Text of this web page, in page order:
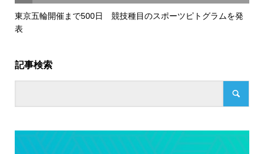
東京五輪開催まで500日 競技種目のスポーツピトグラムを発
表
記事検索